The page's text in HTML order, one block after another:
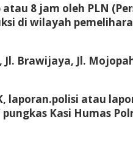
8 jam oleh PLN
di wilayah
Brawijaya, Jl.
laporan.polisi atau
Kasi Humas